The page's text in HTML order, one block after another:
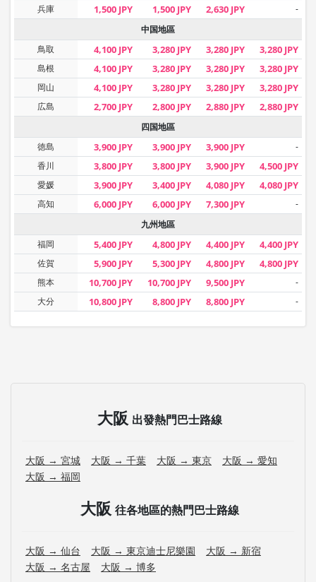
兵庫
1,500 JPY 1,500 JPY 2,630 JPY
-
中国地區
鳥取
4,100 JPY 3,280 JPY 3,280 JPY 3,280 JPY
島根 4,100 JPY 3,280 JPY 3,280 JPY 3,280 JPY
岡山 4,100 JPY 3,280 JPY 3,280 JPY 3,280 JPY
広島 2,700 JPY 2,800 JPY 2,880 JPY 2,880 JPY
四国地區
徳島
3,900 JPY 3,900 JPY 3,900 JPY
-
香川
3,800 JPY 3,800 JPY 3,900 JPY 4,500 JPY
愛媛 3,900 JPY 3,400 JPY 4,080 JPY 4,080 JPY
高知 6,000 JPY 6,000 JPY 7,300 JPY
-
九州地區
福岡
5,400 JPY 4,800 JPY 4,400 JPY 4,400 JPY
佐賀 5,900 JPY 5,300 JPY 4,800 JPY 4,800 JPY
熊本 10,700 JPY 10,700 JPY 9,500 JPY
-
大分
10,800 JPY 8,800 JPY 8,800 JPY -
大阪 出發熱門巴士路線
大阪 → 宮城 大阪 → 千葉 大阪 → 東京
大阪 → 愛知
大阪 → 福岡
大阪 往各地區的熱門巴士路線
大阪 → 仙台 大阪 → 東京迪士尼樂園
大阪 → 新宿
大阪 → 名古屋
大阪 → 博多